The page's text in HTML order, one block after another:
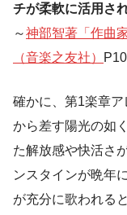
チが柔軟に活用さ
～神部智著「作曲
（音楽之友社）
確かに、第1楽章
から差す陽光の如
た解放感や快活さ
ンスタインが晩年
が充分に歌われる